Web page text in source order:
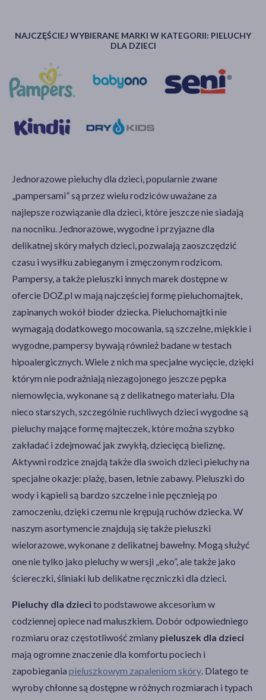
NAJCZĘŚCIEJ WYBIERANE MARKI W KATEGORII: PIELUCHY
DLA DZIECI
Jednorazowe pieluchy dla dzieci, popularnie zwane
„pampersami” są przez wielu rodziców uważane za
najlepsze rozwiązanie dla dzieci, które jeszcze nie siadają
na nocniku. Jednorazowe, wygodne i przyjazne dla
delikatnej skóry małych dzieci, pozwalają zaoszczędzić
czasu i wysiłku zabieganym i zmęczonym rodzicom.
Pampersy, a także pieluszki innych marek dostępne w
ofercie DOZ.pl w mają najczęściej formę pieluchomajtek,
zapinanych wokół bioder dziecka. Pieluchomajtki nie
wymagają dodatkowego mocowania, są szczelne, miękkie i
wygodne, pampersy bywają również badane w testach
hipoalergicznych. Wiele z nich ma specjalne wycięcie, dzięki
którym nie podrażniają niezagojonego jeszcze pępka
niemowlęcia, wykonane są z delikatnego materiału. Dla
nieco starszych, szczególnie ruchliwych dzieci wygodne są
pieluchy mające formę majteczek, które można szybko
zakładać i zdejmować jak zwykłą, dziecięcą bieliznę.
Aktywni rodzice znajdą także dla swoich dzieci pieluchy na
specjalne okazje: plażę, basen, letnie zabawy. Pieluszki do
wody i kąpieli są bardzo szczelne i nie pęcznieją po
zamoczeniu, dzięki czemu nie krępują ruchów dziecka. W
naszym asortymencie znajdują się także pieluszki
wielorazowe, wykonane z delikatnej bawełny. Mogą służyć
one nie tylko jako pieluchy w wersji „eko”, ale także jako
ściereczki, śliniaki lub delikatne ręczniczki dla dzieci.
Pieluchy dla dziecito podstawowe akcesorium w
codziennej opiece nad maluszkiem. Dobór odpowiedniego
rozmiaru oraz częstotliwość zmiany pieluszek dla dzieci
mają ogromne znaczenie dla komfortu pociech i
zapobiegania pieluszkowym zapaleniom skóry. Dlatego te
wyroby chłonne są dostępne w różnych rozmiarach i typach